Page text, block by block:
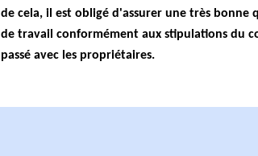
de cela, il est obligé d'assurer une très bonne
de travail conformément aux stipulations du
passé avec les propriétaires.